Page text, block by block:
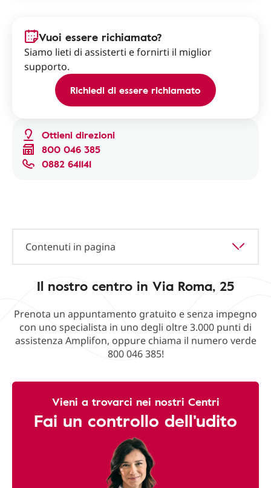
Ottieni direzioni
800 046 385
0882 641141
Vuoi essere richiamato?
Siamo lieti di assisterti e fornirti il miglior
supporto.
Richiedi di essere richiamato
Contenuti in pagina
Il nostro centro in Via Roma, 25
Prenota un appuntamento gratuito e senza impegno
con uno specialista in uno degli oltre 3.000 punti di
assistenza Amplifon, oppure chiama il numero verde
800 046 385!
Vieni a trovarci nei nostri Centri
Fai un controllo dell'udito